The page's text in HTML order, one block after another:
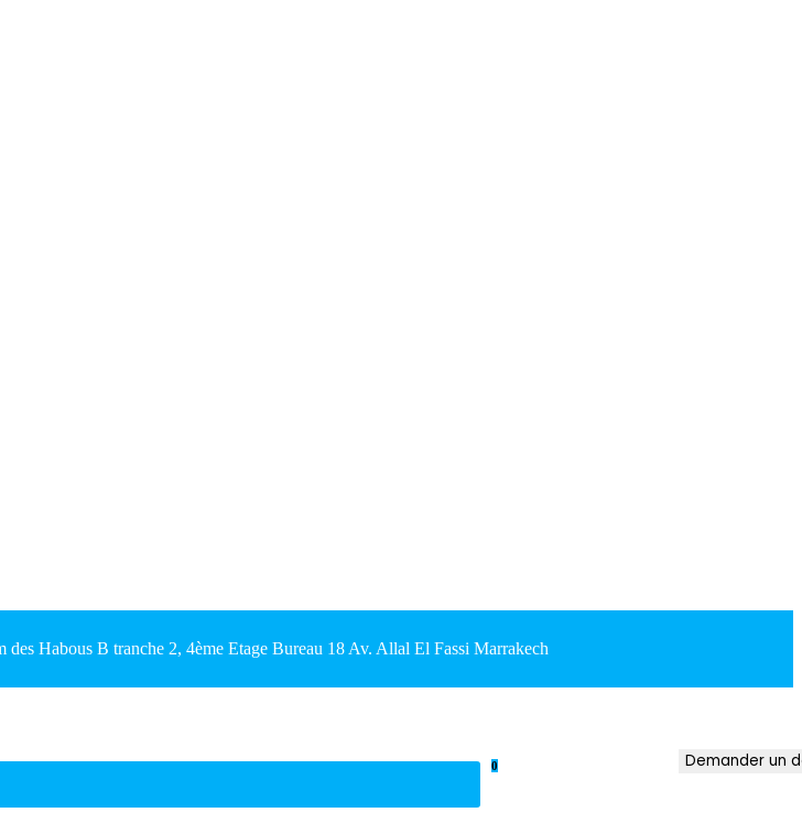
Habous B tranche 2, 4ème Etage Bureau 18 Av. Allal El Fassi Marrakech
Demander un
0